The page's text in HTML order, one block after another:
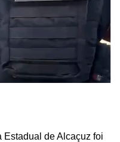
Estadual de Alcaçuz foi